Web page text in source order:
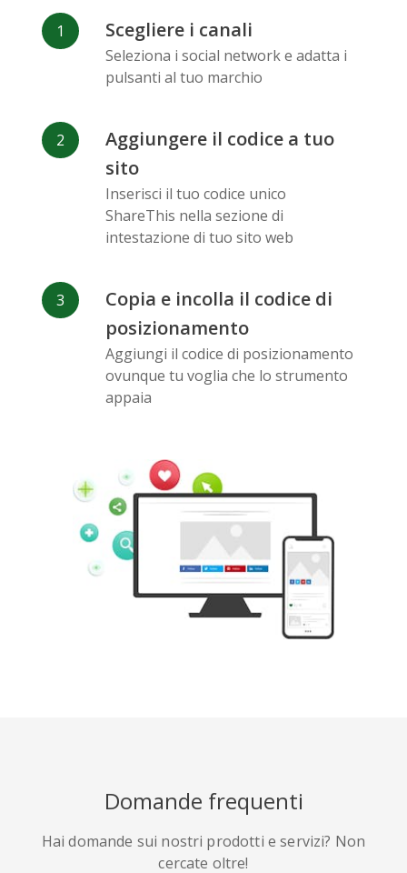
Deviantart Dribbble
Messenger
Flickr Gitlab
Google
Maps
Wechat
Tumblr Yelp Digg
Quora Github Skype
Scegliere i canali
Seleziona i social network e adatta i
pulsanti al tuo marchio
Aggiungere il codice a tuo
sito
Inserisci il tuo codice unico
ShareThis nella sezione di
intestazione di tuo sito web
Copia e incolla il codice di
posizionamento
Aggiungi il codice di posizionamento
ovunque tu voglia che lo strumento
appaia
Domande frequenti
Hai domande sui nostri prodotti e servizi? Non
cercate oltre!